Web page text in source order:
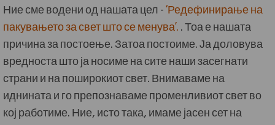
Ние сме водени од нашата цел -‘Редефинирање на
пакувањето за свет што се менува’..Тоа е нашата
причина за постоење.Затоа постоиме.Ја доловува
вредноста што ја носиме на сите наши засегнати
страни и на поширокиот свет.Внимаваме на
иднината и го препознаваме променливиот свет во
кој работиме.Ние, исто така, имаме јасен сет на